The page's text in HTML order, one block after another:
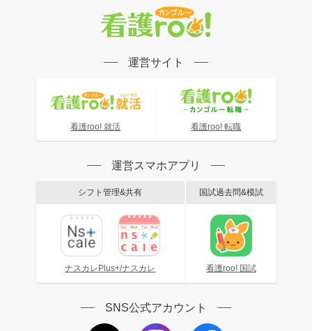
運営サイト
看護roo! 就活 看護roo! 転職
運営スマホアプリ
シフト管理&共有
ナスカレPlus+/ナスカレ
国試過去問&模試
看護roo! 国試
SNS公式アカウント